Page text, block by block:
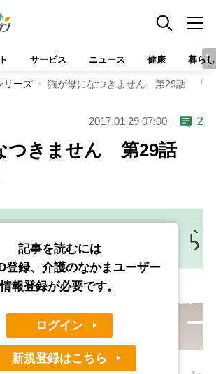
サービス ニュース 健康 暮らし
リーズ 猫が母になつきません 第29話 「で
2017.01.29 07:00 2
つきません 第29話
記事を読むには
登録、介護のなかまユーザー
情報登録が必要です。
ログイン
新規登録はこちら